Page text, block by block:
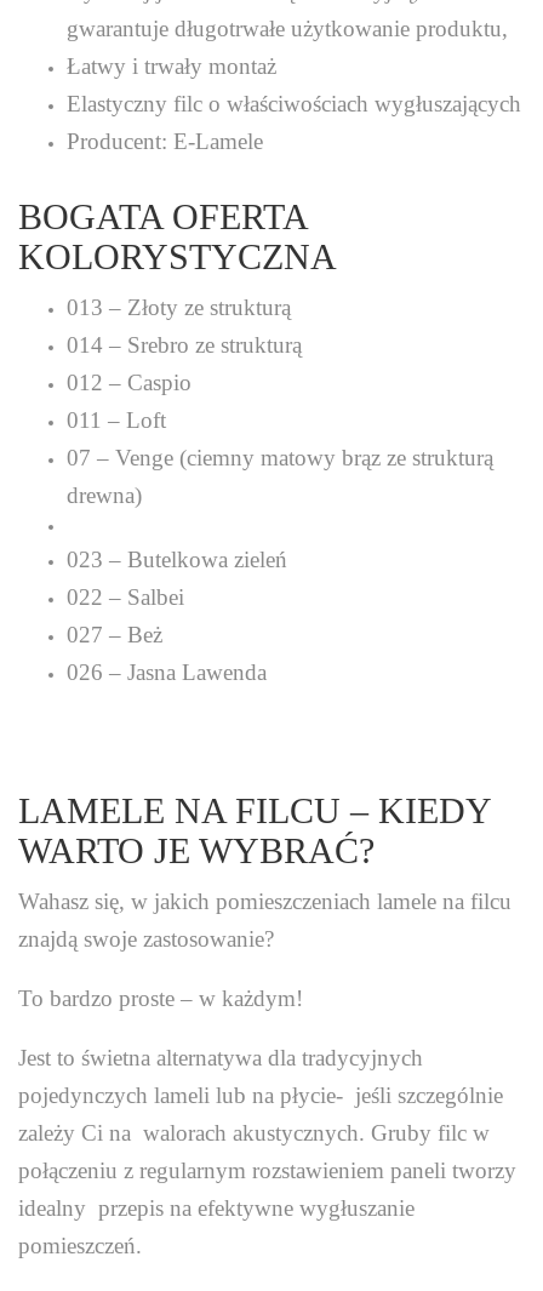
gwarantuje długotrwałe użytkowanie produktu,
Łatwy i trwały montaż
Elastyczny filc o właściwościach wygłuszających
Producent: E-Lamele
BOGATA OFERTA
KOLORYSTYCZNA
013 – Złoty ze strukturą
014 – Srebro ze strukturą
012 – Caspio
011 – Loft
07 – Venge (ciemny matowy brąz ze strukturą
drewna)
023 – Butelkowa zieleń
022 – Salbei
027 – Beż
026 – Jasna Lawenda
LAMELE NA FILCU – KIEDY
WARTO JE WYBRAĆ?
Wahasz się, w jakich pomieszczeniach lamele na filcu
znajdą swoje zastosowanie?
To bardzo proste – w każdym!
Jest to świetna alternatywa dla tradycyjnych
pojedynczych lameli lub na płycie- jeśli szczególnie
zależy Ci na walorach akustycznych. Gruby filc w
połączeniu z regularnym rozstawieniem paneli tworzy
idealny przepis na efektywne wygłuszanie
pomieszczeń.